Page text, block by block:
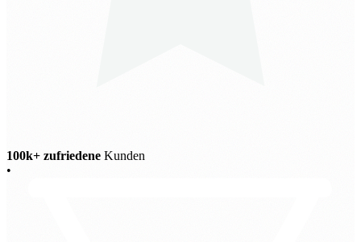
100k+ zufriedene Kunden
•